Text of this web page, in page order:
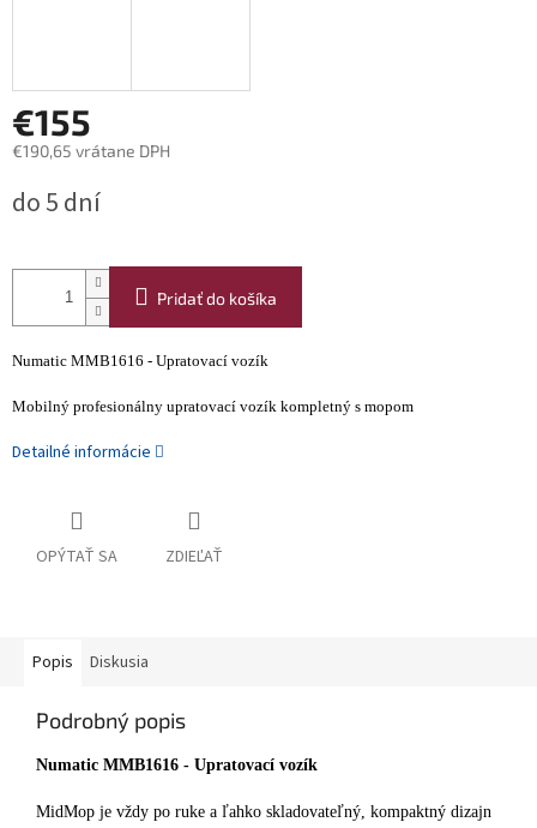
€155
€190,65 vrátane DPH
cena:
do 5 dní
Pridať do košíka
Numatic MMB1616 - Upratovací vozík
Mobilný profesionálny upratovací vozík kompletný s mopom
Detailné informácie
OPÝTAŤ SA ZDIEĽAŤ
Popis Diskusia
Podrobný popis
Numatic MMB1616 - Upratovací vozík
MidMop je vždy po ruke a ľahko skladovateľný, kompaktný dizajn